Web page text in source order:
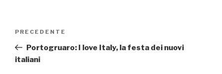
Articolo
precedente:
PRECEDENTE
Portogruaro: I love Italy, la festa dei nuovi
italiani